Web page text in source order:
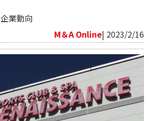
企業動向
M＆A Online| 2023/2/16